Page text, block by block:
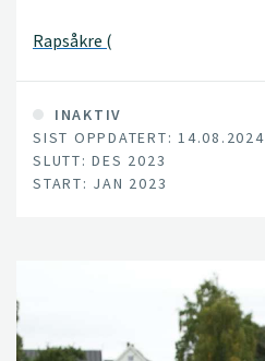
Rapsåkre (
INAKTIV
SIST OPPDATERT: 14.08.2024
SLUTT: DES 2023
START: JAN 2023